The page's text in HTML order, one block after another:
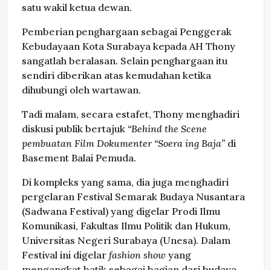
satu wakil ketua dewan.
Pemberian penghargaan sebagai Penggerak
Kebudayaan Kota Surabaya kepada AH Thony
sangatlah beralasan. Selain penghargaan itu
sendiri diberikan atas kemudahan ketika
dihubungi oleh wartawan.
Tadi malam, secara estafet, Thony menghadiri
diskusi publik bertajuk “Behind the Scene
pembuatan Film Dokumenter “Soera ing Baja” di
Basement Balai Pemuda.
Di kompleks yang sama, dia juga menghadiri
pergelaran Festival Semarak Budaya Nusantara
(Sadwana Festival) yang digelar Prodi Ilmu
Komunikasi, Fakultas Ilmu Politik dan Hukum,
Universitas Negeri Surabaya (Unesa). Dalam
Festival ini digelar fashion show yang